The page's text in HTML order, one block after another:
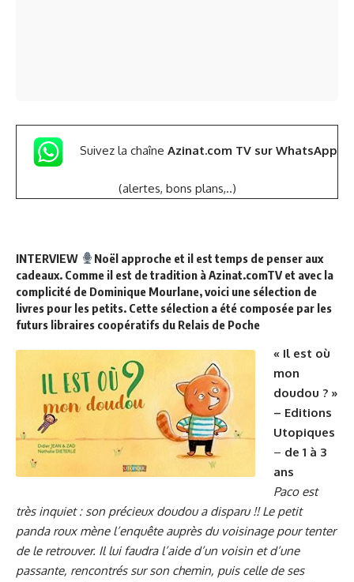
Suivez la chaîne Azinat.com TV sur WhatsApp
(alertes, bons plans,..)
INTERVIEW
Noël approche et il est temps de penser aux
cadeaux. Comme il est de tradition à Azinat.comTV et avec la
complicité de Dominique Mourlane, voici une sélection de
livres pour les petits. Cette sélection a été composée par les
futurs libraires coopératifs du Relais de Poche
« Il est où
mon
doudou ? »
– Editions
Utopiques
– de 1 à 3
ans
Paco est
très inquiet : son précieux doudou a disparu !! Le petit
panda roux mène l’enquête auprès du voisinage pour tenter
de le retrouver. Il lui faudra l’aide d’un voisin et d’une
passante, rencontrés sur son chemin, puis celle de ses